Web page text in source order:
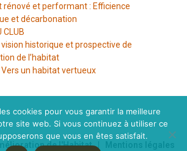
rénové et performant : Efficience
et décarbonation
CLUB
vision historique et prospective de
de l’habitat
Vers un habitat vertueux
de l'Habitat|
cookies pour vous garantir la meilleure
site web. Si vous continuez à utiliser ce
que vous en êtes satisfait.